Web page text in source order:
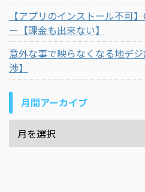
【アプリのインストール不可
ー【課金も出来ない】
意外な事で映らなくなる地デ
渉】
月間アーカイブ